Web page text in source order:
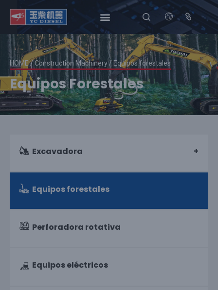
HOME/Construction Machinery/ Equipos forestales
Equipos Forestales
Excavadora
Equipos forestales
Perforadora rotativa
Equipos eléctricos